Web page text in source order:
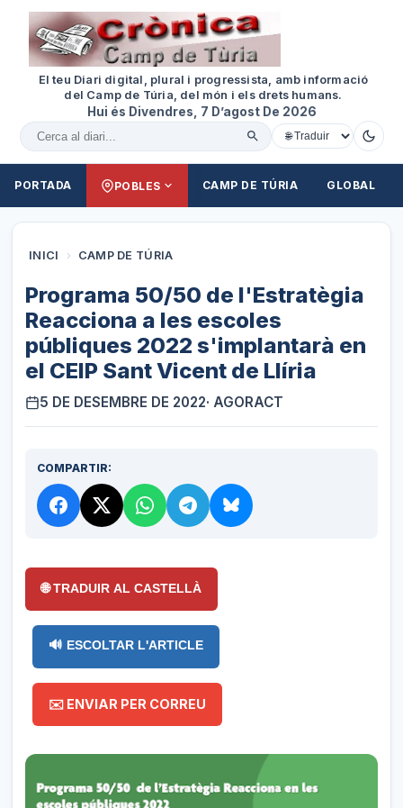
El teu Diari digital, plural i progressista, amb informació
del Camp de Túria, del món i els drets humans.
Hui és Divendres, 7 D’agost De 2026
Cercar al diari
PORTADA POBLES CAMP DE TÚRIA GLOBAL
INICI › CAMP DE TÚRIA
Programa 50/50 de l'Estratègia
Reacciona a les escoles
públiques 2022 s'implantarà en
el CEIP Sant Vicent de Llíria
5 DE DESEMBRE DE 2022· AGORACT
COMPARTIR:
🌐 TRADUIR AL CASTELLÀ
🔊 ESCOLTAR L'ARTICLE
✉️ ENVIAR PER CORREU